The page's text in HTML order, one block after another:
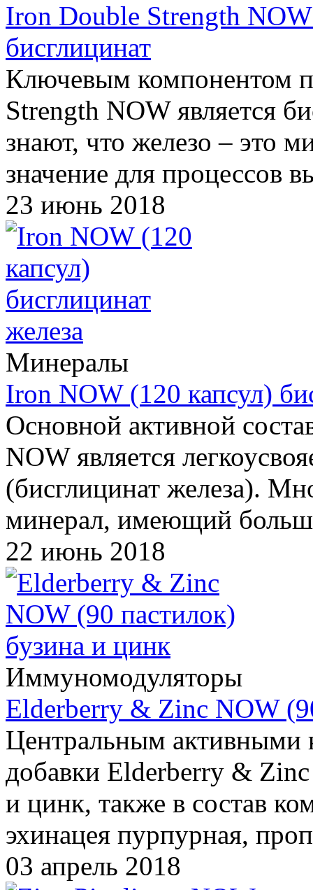
Iron Double Strength
бисглицинат
Ключевым компонентом
Strength NOW является
знают, что железо – это
значение для процессов
23 июнь 2018
Минералы
Iron NOW (120 капсул)
Основной активной
NOW является
(бисглицинат железа).
минерал, имеющий
22 июнь 2018
Иммуномодуляторы
Elderberry & Zinc NOW
Центральным активными
добавки Elderberry &
и цинк, также в состав
эхинацея пурпурная,
03 апрель 2018